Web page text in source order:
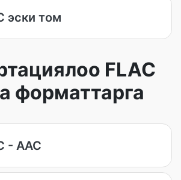
эски том
FLAC
форматтарга
- AAC